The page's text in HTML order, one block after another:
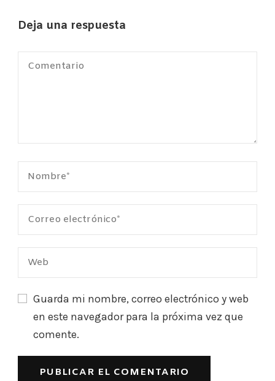
Deja una respuesta
Guarda mi nombre, correo electrónico y web
en este navegador para la próxima vez que
comente.